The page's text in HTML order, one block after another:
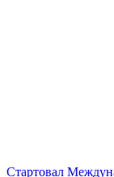
Стартовал